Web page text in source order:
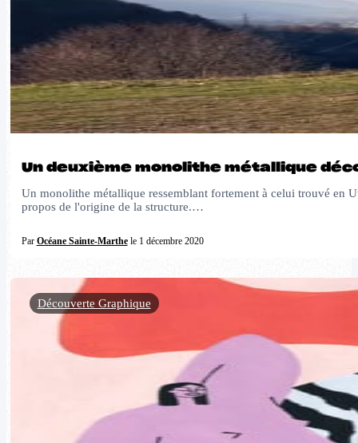
Un deuxième monolithe métallique
Un monolithe métallique ressemblant fortement à celui trouvé en
propos de l'origine de la structure.…
Par Océane Sainte-Marthele 1 décembre 2020
Découverte Graphique